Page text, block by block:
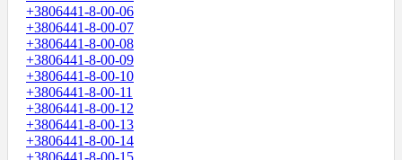
+3806441-8-00-06
+3806441-8-00-07
+3806441-8-00-08
+3806441-8-00-09
+3806441-8-00-10
+3806441-8-00-11
+3806441-8-00-12
+3806441-8-00-13
+3806441-8-00-14
+3806441-8-00-15